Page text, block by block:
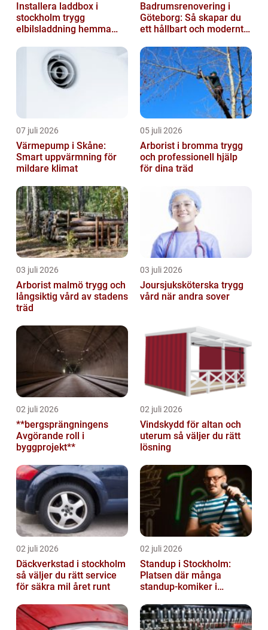
Installera laddbox i
stockholm trygg
elbilsladdning hemma
Badrumsrenovering i
Göteborg: Så skapar du
ett hållbart och modernt
07 juli 2026
Värmepump i Skåne:
Smart uppvärmning för
mildare klimat
05 juli 2026
Arborist i bromma trygg
och professionell hjälp
för dina träd
03 juli 2026
Arborist malmö trygg och
långsiktig vård av stadens
träd
03 juli 2026
Joursjuksköterska trygg
vård när andra sover
02 juli 2026
**bergsprängningens
Avgörande roll i
byggprojekt**
02 juli 2026
Vindskydd för altan och
uterum så väljer du rätt
lösning
02 juli 2026
Däckverkstad i stockholm
så väljer du rätt service
för säkra mil året runt
02 juli 2026
Standup i Stockholm:
Platsen där många
standup-komiker i